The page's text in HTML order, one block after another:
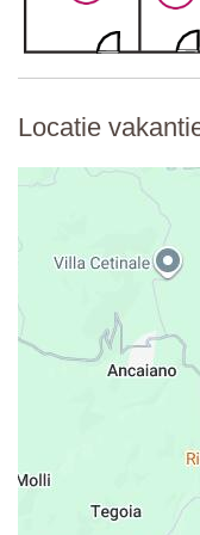
En-suite badkamer
Douche, wastafel, toilet.
Tweepersoonsbed
aparte bedden),
kofferrek,
Woonkamer(extern
Stoelen, tafel, houten
ventilator, toegang via
Slaapkamer 5
Tweepersoonsbed
Locatie